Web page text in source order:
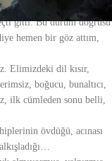
düşüverdi önüme…
gitti. Bu durum doğrusu
hemen bir göz attım,
Elimizdeki dil kısır,
boğucu, bunaltıcı,
ilk cümleden sonu belli,
övdüğü, acınası